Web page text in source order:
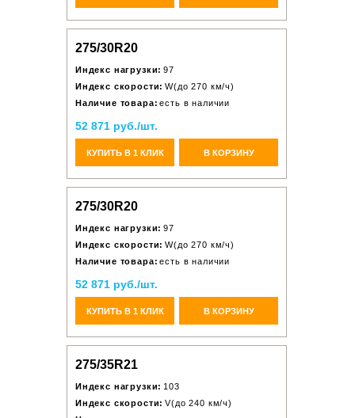
275/30R20
Индекс нагрузки: 97
Индекс скорости: W(до 270 км/ч)
Наличие товара: есть в наличии
52 871 руб./шт.
КУПИТЬ В 1 КЛИК В КОРЗИНУ
275/30R20
Индекс нагрузки: 97
Индекс скорости: W(до 270 км/ч)
Наличие товара: есть в наличии
52 871 руб./шт.
КУПИТЬ В 1 КЛИК В КОРЗИНУ
275/35R21
Индекс нагрузки: 103
Индекс скорости: V(до 240 км/ч)